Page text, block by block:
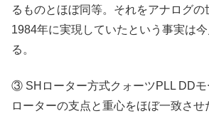
るものとほぼ同等。それをアナログの
1984年に実現していたという事実は
る。
③ SHローター方式クォーツPLL DDモ
ローターの支点と重心をほぼ一致さ